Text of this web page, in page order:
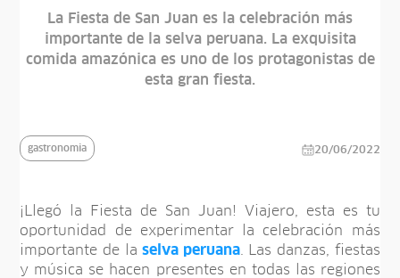
La Fiesta de San Juan es la celebración más
importante de la selva peruana. La exquisita
comida amazónica es uno de los protagonistas de
esta gran fiesta.
gastronomia 20/06/2022
¡Llegó la Fiesta de San Juan! Viajero, esta es tu
oportunidad de experimentar la celebración más
importante de laselva peruana. Las danzas, fiestas
y música se hacen presentes en todas las regiones